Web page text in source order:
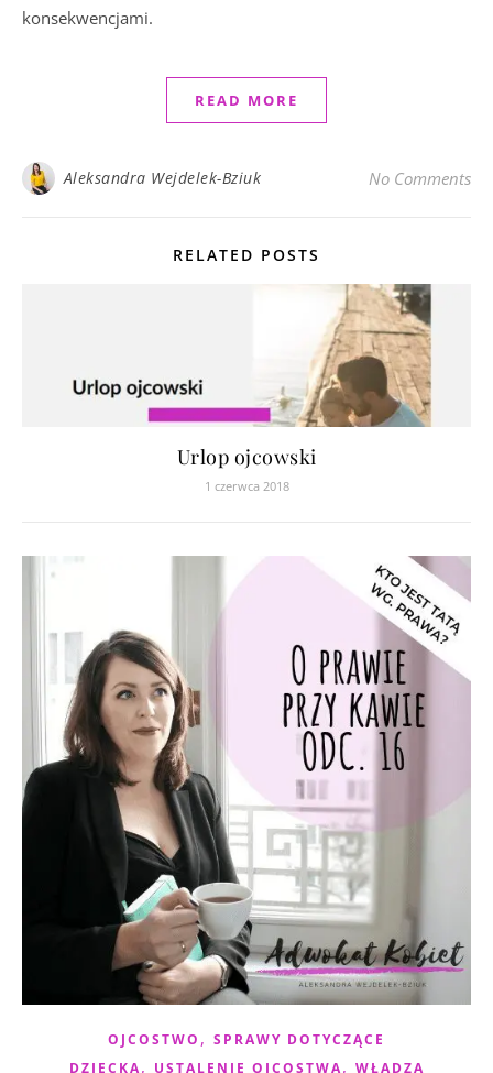
konsekwencjami.
READ MORE
Aleksandra Wejdelek-Bziuk No Comments
RELATED POSTS
Urlop ojcowski
1 czerwca 2018
OJCOSTWO , SPRAWY DOTYCZĄCE
DZIECKA, USTALENIE OJCOSTWA, WŁADZA